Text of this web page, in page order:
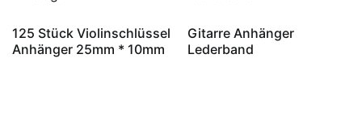
125 Stück Violinschlüssel
Anhänger 25mm * 10mm
Gitarre Anhänger
Lederband